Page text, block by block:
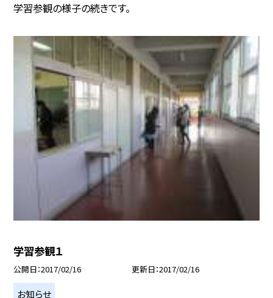
学習参観の様子の続きです。
学習参観１
公開日 2017/02/16 更新日 2017/02/16
お知らせ